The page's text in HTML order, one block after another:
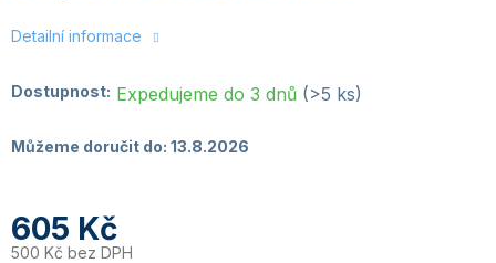
Detailní informace
Dostupnost: Expedujeme do 3 dnů (>5 ks)
Můžeme doručit do: 13.8.2026
605 Kč
500 Kč bez DPH